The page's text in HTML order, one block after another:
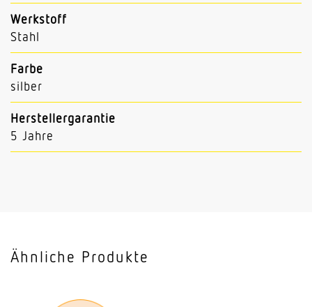
Werkstoff
Stahl
Farbe
silber
Herstellergarantie
5 Jahre
Ähnliche Produkte